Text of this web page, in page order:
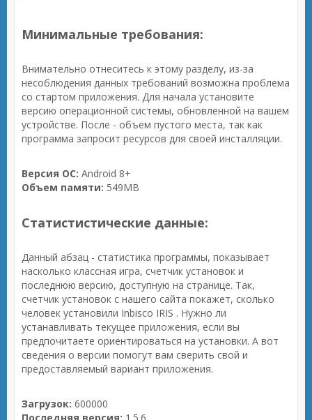
Минимальные требования:
Внимательно отнеситесь к этому разделу, из-за
несоблюдения данных требований возможна проблема
со стартом приложения. Для начала установите
версию операционной системы, обновленной на вашем
устройстве. После - объем пустого места, так как
программа запросит ресурсов для своей инсталляции.
Версия ОС: Android 8+
Объем памяти: 549MB
Статистистические данные:
Данный абзац - статистика программы, показывает
насколько классная игра, счетчик установок и
последнюю версию, доступную на странице. Так,
счетчик установок с нашего сайта покажет, сколько
человек установили Inbisco IRIS . Нужно ли
устанавливать текущее приложения, если вы
предпочитаете ориентироваться на установки. А вот
сведения о версии помогут вам сверить свой и
предоставляемый вариант приложения.
Загрузок: 600000